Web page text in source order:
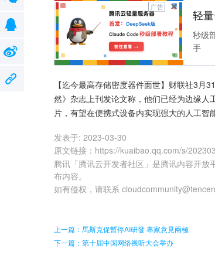
广告
轻
秒级
手
【迄今最高存储密度器件面世】财联社3月
然》杂志上刊发论文称，他们已经为边缘
片，有望在便携式设备内实现强大的人工智
发表于: 2023-03-30
原文链接 ： https://kuaibao.qq.com/s/
腾讯「腾讯云开发者社区」是腾讯内容开
布内容。
如有侵权，请联系
上一篇：馬斯克促暫停AI研發 專家意見兩極
下一篇：第十届中国网络视听大会举办